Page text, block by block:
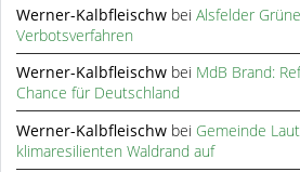
Werner-Kalbfleischw beiAlsfelder
Verbotsverfahren
Werner-Kalbfleischw bei MdB Brand:
Chance für Deutschland
Werner-Kalbfleischw bei Gemeinde
klimaresilienten Waldrand auf